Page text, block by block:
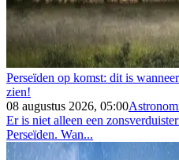
Perseïden op komst: dit is
zien!
08 augustus 2026, 05:00
Er is niet alleen een
Perseïden. Wan...